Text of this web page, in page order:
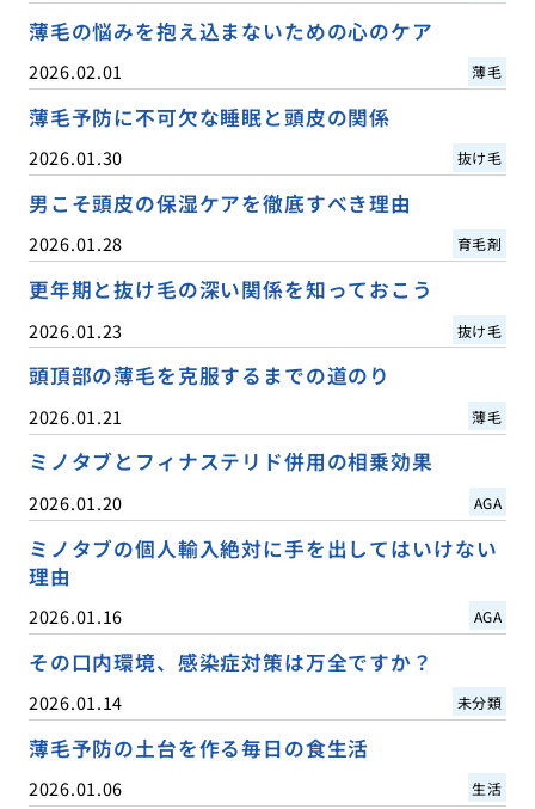
薄毛の悩みを抱え込まないための心のケア
2026.02.01 薄毛
薄毛予防に不可欠な睡眠と頭皮の関係
2026.01.30 抜け毛
男こそ頭皮の保湿ケアを徹底すべき理由
2026.01.28 育毛剤
更年期と抜け毛の深い関係を知っておこう
2026.01.23 抜け毛
頭頂部の薄毛を克服するまでの道のり
2026.01.21 薄毛
ミノタブとフィナステリド併用の相乗効果
2026.01.20 AGA
ミノタブの個人輸入絶対に手を出してはいけない
理由
2026.01.16 AGA
その口内環境、感染症対策は万全ですか？
2026.01.14 未分類
薄毛予防の土台を作る毎日の食生活
2026.01.06 生活